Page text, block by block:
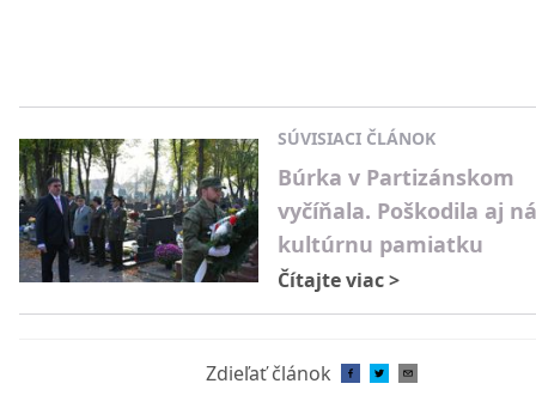
SÚVISIACI ČLÁNOK
Búrka v Partizánskom
vyčíňala. Poškodila aj
kultúrnu pamiatku
Čítajte viac>
Zdieľať článok